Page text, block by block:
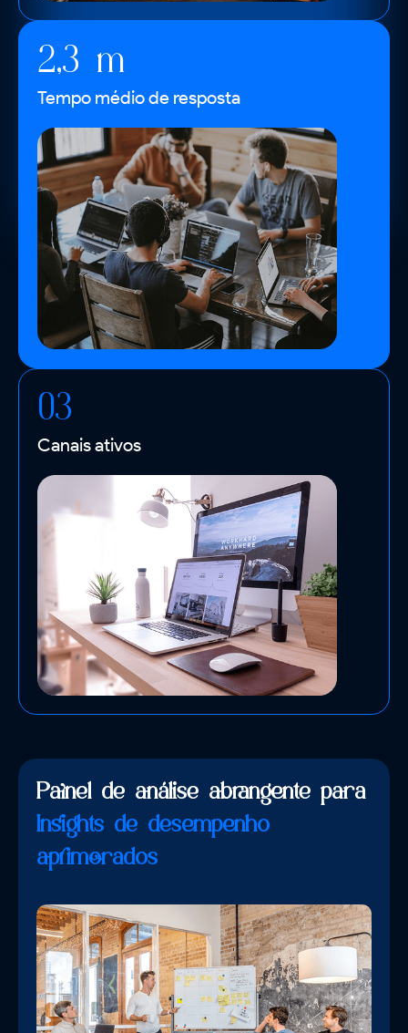
2,3 m
Tempo médio de resposta
03
Canais ativos
Painel de análise abrangente para
Insights de desempenho
aprimorados